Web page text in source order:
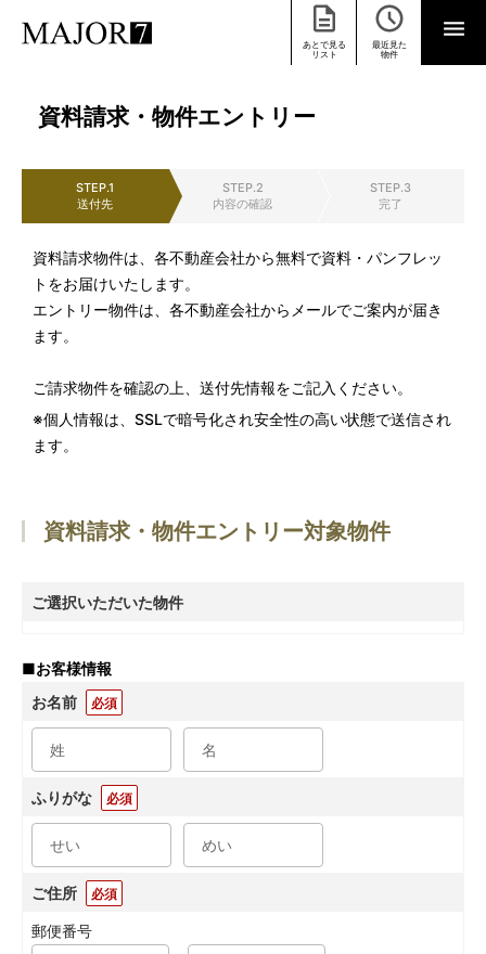
あとで見る
リスト
最近見た
物件
資料請求・物件エントリー
STEP.1
送付先
STEP.2
内容の確認
STEP.3
完了
資料請求物件は、各不動産会社から無料で資料・パンフレッ
トをお届けいたします。
エントリー物件は、各不動産会社からメールでご案内が届き
ます。
ご請求物件を確認の上、送付先情報をご記入ください。
※個人情報は、SSLで暗号化され安全性の高い状態で送信され
ます。
資料請求・物件エントリー対象物件
ご選択いただいた物件
■お客様情報
お名前
必須
ふりがな 必須
ご住所 必須
郵便番号